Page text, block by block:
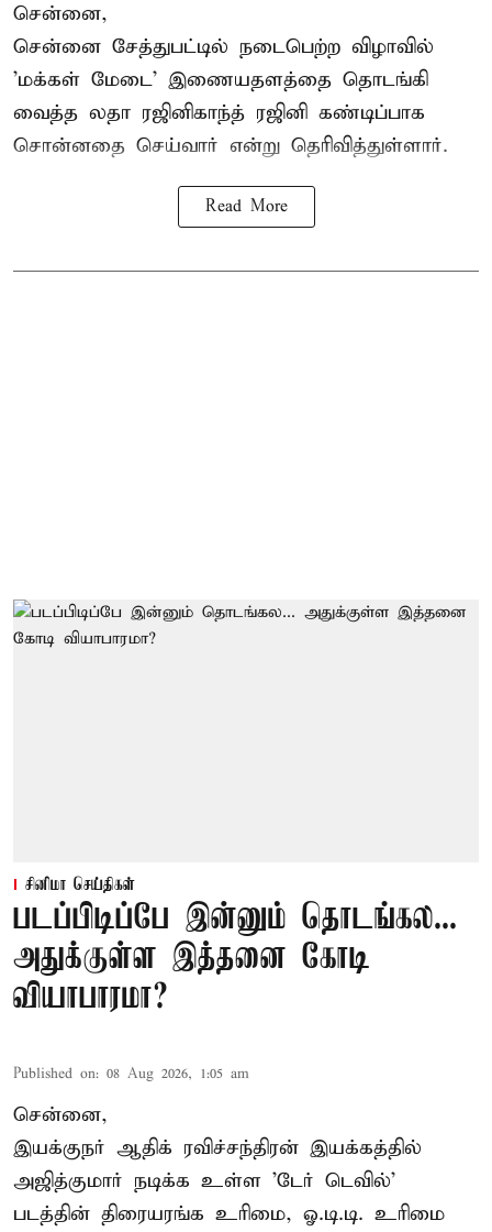
சென்னை,
சென்னை சேத்துபட்டில் நடைபெற்ற விழாவில்
'மக்கள் மேடை' இணையதளத்தை தொடங்கி
வைத்த லதா ரஜினிகாந்த் ரஜினி கண்டிப்பாக
சொன்னதை செய்வார் என்று தெரிவித்துள்ளார்.
Read More
சினிமா செய்திகள்
படப்பிடிப்பே இன்னும் தொடங்கல...
அதுக்குள்ள இத்தனை கோடி
வியாபாரமா?
Published on: 08 Aug 2026, 1:05 am
சென்னை,
இயக்குநர் ஆதிக் ரவிச்சந்திரன் இயக்கத்தில்
அஜித்குமார் நடிக்க உள்ள 'டேர் டெவில்'
படத்தின் திரையரங்க உரிமை, ஓ.டி.டி. உரிமை